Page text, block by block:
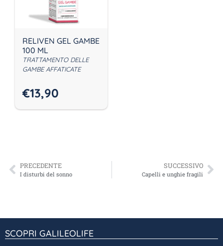
RELIVEN GEL GAMBE
100 ML
TRATTAMENTO DELLE
GAMBE AFFATICATE
€13,90
PRECEDENTE
I disturbi del sonno
SUCCESSIVO
Capelli e unghie fragili
SCOPRI GALILEOLIFE